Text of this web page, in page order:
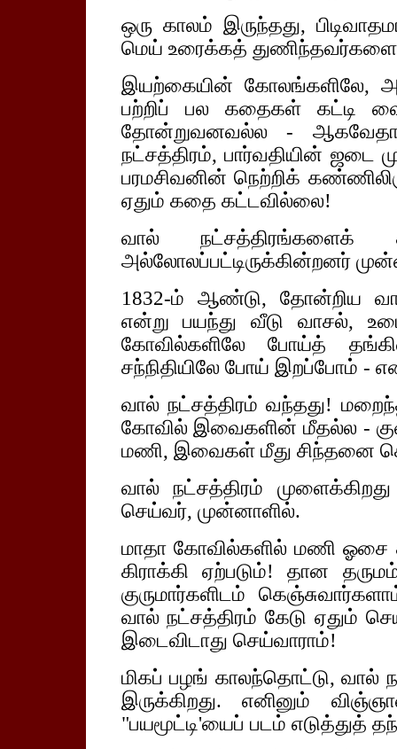
ஒரு காலம் இருந்தது,
மெய் உரைக்கத்
இயற்கையின் கோலங்களிலே,
பற்றிப் பல கதைகள் கட்டி
தோன்றுவனவல்ல -
நட்சத்திரம், பார்வதியின் ஜடை
பரமசிவனின் நெற்றிக்
ஏதும் கதை கட்டவில்லை!
வால்
அல்லோலப்பட்டிருக்கின்றனர்
1832-ம் ஆண்டு, தோன்றிய வால்
என்று பயந்து வீடு வாசல்,
கோவில்களிலே போய்த்
சந்நிதியிலே போய் இறப்போம் -
வால் நட்சத்திரம் வந்தது!
கோவில் இவைகளின் மீதல்ல -
மணி, இவைகள் மீது சிந்தனை
வால் நட்சத்திரம்
செய்வர், முன்னாளில்.
மாதா கோவில்களில் மணி ஓசை
கிராக்கி ஏற்படும்! தான
குருமார்களிடம்
வால் நட்சத்திரம் கேடு ஏதும்
இடைவிடாது செய்வாராம்!
மிகப் பழங் காலந்தொட்டு, வால்
இருக்கிறது. எனினும்
"பயமூட்டி'யைப் படம் எடுத்துத்